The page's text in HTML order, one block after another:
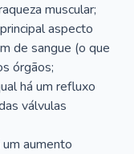
muscular;
aspecto
de sangue (o que
órgãos;
há um refluxo
válvulas
aumento